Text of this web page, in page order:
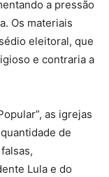
a pressão
Os materiais
eleitoral, que
e contraria a
as igrejas
de
Lula e do